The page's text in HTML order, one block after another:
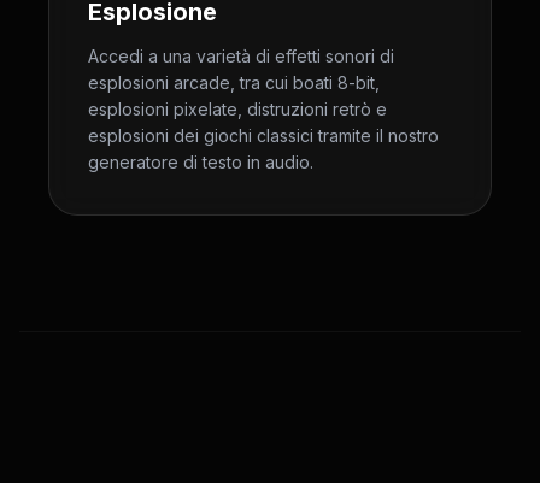
Esplosione
Accedi a una varietà di effetti sonori di
esplosioni arcade, tra cui boati 8-bit,
esplosioni pixelate, distruzioni retrò e
esplosioni dei giochi classici tramite il nostro
generatore di testo in audio.